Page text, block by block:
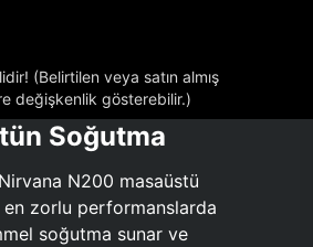
(Belirtilen veya satın almış
değişkenlik gösterebilir.)
Soğutma
N200 masaüstü
en zorlu performanslarda
soğutma sunar ve